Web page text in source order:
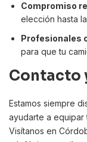
Compromiso
elección hasta
Profesionales
para que tu
Contacto
Estamos siempre
ayudarte a equipar
Visítanos en